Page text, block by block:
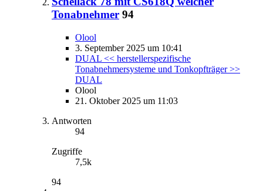
Tonabnehmer 94
Olool
3. September 2025 um 10:41
DUAL << herstellerspezifische
Tonabnehmersysteme und Tonkopfträger >>
DUAL
Olool
21. Oktober 2025 um 11:03
Antworten
94
Zugriffe
7,5k
94